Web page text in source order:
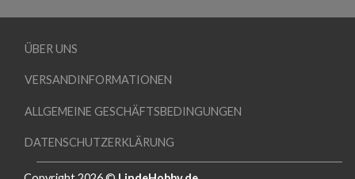
ÜBER UNS
VERSANDINFORMATIONEN
ALLGEMEINE GESCHÄFTSBEDINGUNGEN
DATENSCHUTZERKLÄRUNG